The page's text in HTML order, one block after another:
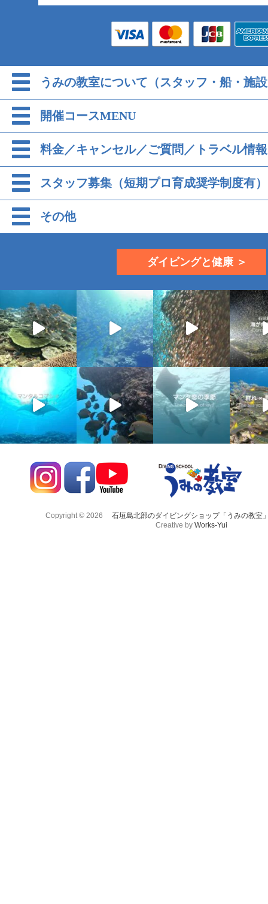
うみの教室について（スタッフ・船・施
開催コースMENU
料金／キャンセル／ご質問／トラベル情報
スタッフ募集（短期プロ育成奨学制度有）
その他
ダイビングと健康 ＞
Copyright © 2026
石垣島北部のダイビングショップ「うみの教室
Creative by Works-Yui